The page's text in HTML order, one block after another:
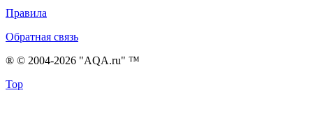
Правила
Обратная связь
® © 2004-2026 "AQA.ru" ™
Top